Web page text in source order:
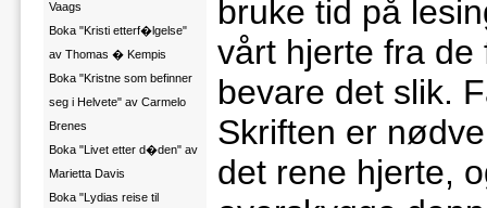
Vaags
Boka "Kristi etterf�lgelse"
av Thomas � Kempis
Boka "Kristne som befinner
seg i Helvete" av Carmelo
Brenes
Boka "Livet etter d�den" av
Marietta Davis
Boka "Lydias reise til
bruke tid på
vårt hjerte fra de
bevare det slik.
Skriften er
det rene hjerte,